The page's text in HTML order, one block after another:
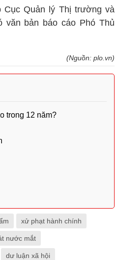
Quản lý Thị trường và
văn bản báo cáo Phó Thủ
(Nguồn: plo.vn)
trong 12 năm?
xử phạt hành chính
nước mắt
dư luận xã hội